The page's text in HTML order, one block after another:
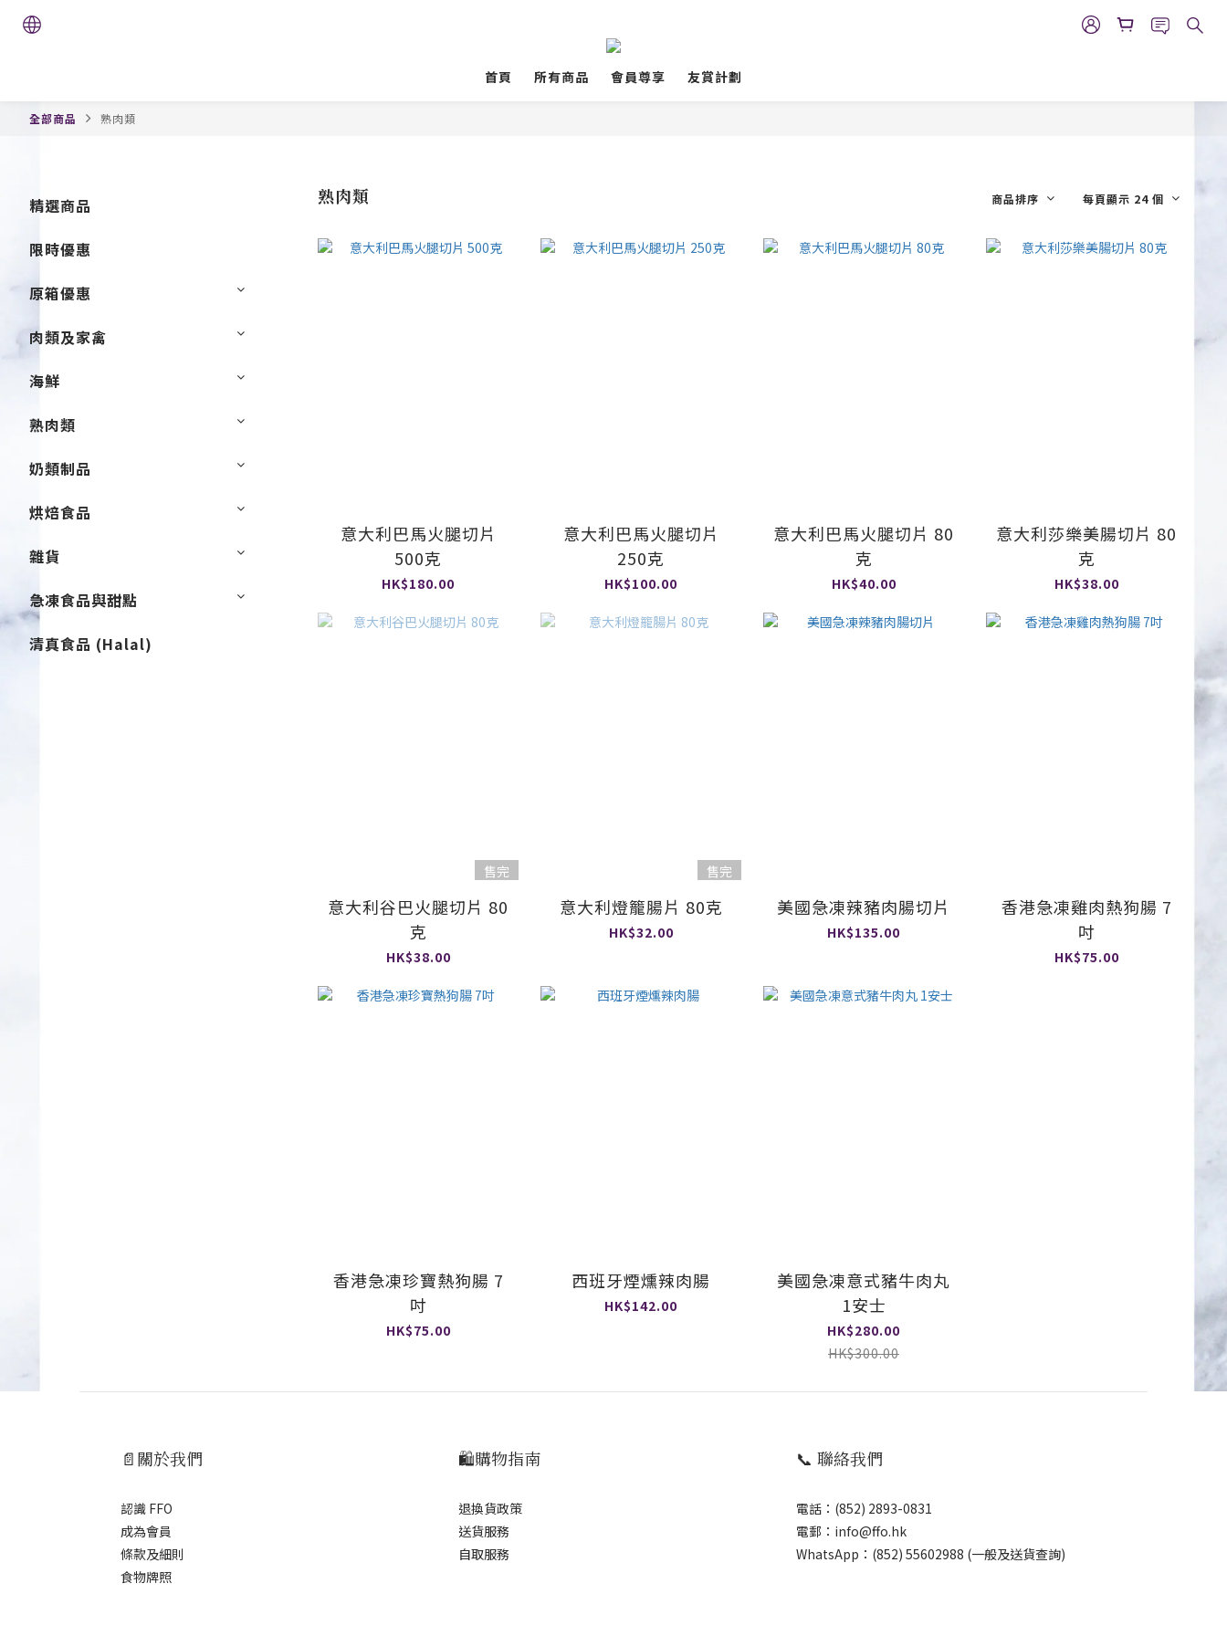
首頁 所有商品 會員尊享 友賞計劃
全部商品 熟肉類
精選商品
限時優惠
原箱優惠
肉類及家禽
海鮮
熟肉類
奶類制品
烘焙食品
雜貨
急凍食品與甜點
清真食品 (Halal)
熟肉類 商品排序 每頁顯示 24 個
意大利巴馬火腿切片
500克
HK$180.00
意大利巴馬火腿切片
250克
HK$100.00
意大利巴馬火腿切片 80
克
HK$40.00
意大利莎樂美腸切片 80
克
HK$38.00
售完
意大利谷巴火腿切片 80
克
HK$38.00
售完
意大利燈籠腸片 80克
HK$32.00
美國急凍辣豬肉腸切片
HK$135.00
香港急凍雞肉熱狗腸 7
吋
HK$75.00
香港急凍珍寶熱狗腸 7
吋
HK$75.00
西班牙煙燻辣肉腸
HK$142.00
美國急凍意式豬牛肉丸
1安士
HK$280.00
HK$300.00
📄關於我們
認識 FFO
成為會員
條款及細則
食物牌照
🛍️購物指南
退換貨政策
送貨服務
自取服務
📞 聯絡我們
電話：(852) 2893-0831
電郵：info@ffo.hk
WhatsApp： (852) 55602988 (一般及送貨查詢)